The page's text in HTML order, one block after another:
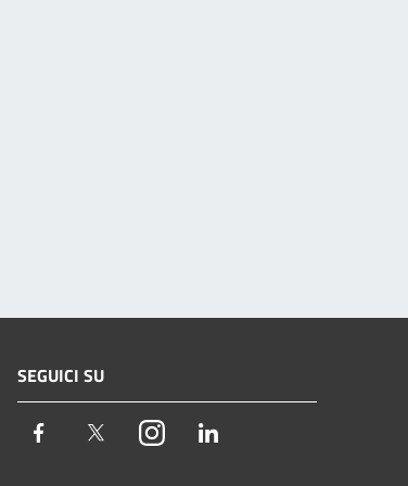
SEGUICI SU
Facebook TwitterInstagram